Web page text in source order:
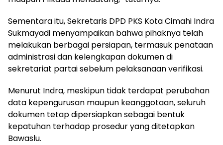
Sementara itu, Sekretaris DPD PKS Kota Cimahi Indra
Sukmayadi menyampaikan bahwa pihaknya telah
melakukan berbagai persiapan, termasuk penataan
administrasi dan kelengkapan dokumen di
sekretariat partai sebelum pelaksanaan verifikasi.
Menurut Indra, meskipun tidak terdapat perubahan
data kepengurusan maupun keanggotaan, seluruh
dokumen tetap dipersiapkan sebagai bentuk
kepatuhan terhadap prosedur yang ditetapkan
Bawaslu.